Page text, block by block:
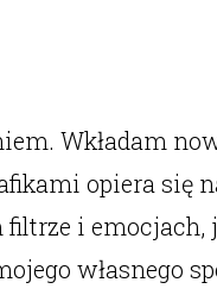
Wkładam
opiera się
i emocjach,
własnego